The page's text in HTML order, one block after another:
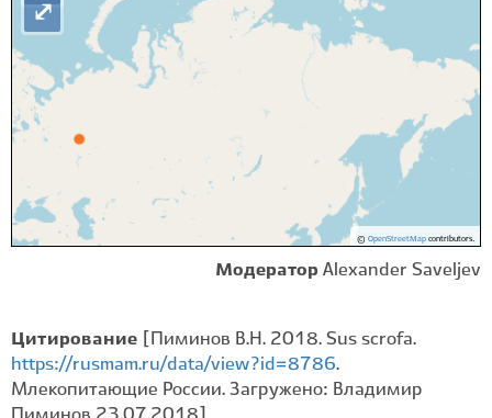
© OpenStreetMapcontributors.
⤢
Модератор Alexander Saveljev
Цитирование
[Пиминов В.Н. 2018. Sus scrofa.
https://rusmam.ru/data/view?id=8786.
Млекопитающие России. Загружено: Владимир